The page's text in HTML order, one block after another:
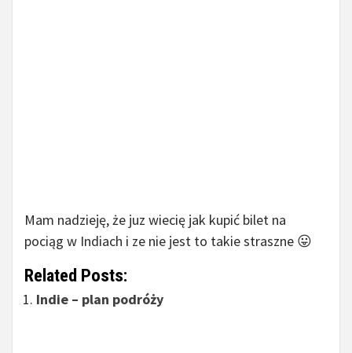
Mam nadzieję, że juz wiecię jak kupić bilet na
pociąg w Indiach i ze nie jest to takie straszne 😛
Related Posts:
Indie – plan podróży